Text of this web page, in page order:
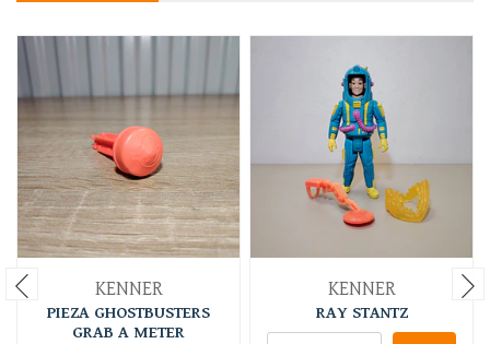
KENNER
PIEZA GHOSTBUSTERS
GRAB A METER
KENNER
RAY STANTZ